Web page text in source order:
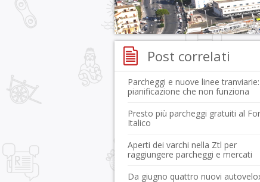
Post correlati
Parcheggi e nuove linee
pianificazione che non funziona
Presto più parcheggi gratuiti al
Italico
Aperti dei varchi nella Ztl per
raggiungere parcheggi e mercati
Da giugno quattro nuovi